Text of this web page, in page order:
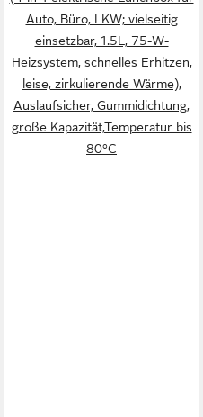
Auto, Büro, LKW; vielseitig
einsetzbar, 1.5L, 75-W-
Heizsystem, schnelles Erhitzen,
leise, zirkulierende Wärme),
Auslaufsicher, Gummidichtung,
große Kapazität,Temperatur bis
80°C